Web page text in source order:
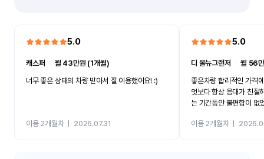
5.0
캐스퍼
월 43만원 (1개월)
너무 좋은 상태의 차량 받아서 잘 이용했어요! :)
이용 2개월차ㅣ 2026.07.31
5.0
디 올뉴그랜저 ㅣ월 56
좋은차량 합리적인 가격
엇보다 항상 응대가 친절
는 기간동안 불편함이 없
카 렌트 고민없이 강추합
이용 2개월차ㅣ